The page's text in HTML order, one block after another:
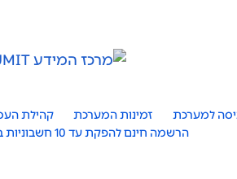
למערכת זמינות המערכת קהילת
הרשמה חינם להפקת עד 10 חשבוניות בחודש ללא עלות